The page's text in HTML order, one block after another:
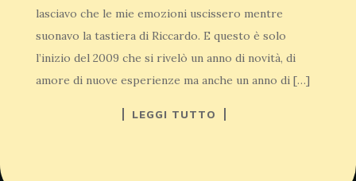
lasciavo che le mie emozioni uscissero mentre
suonavo la tastiera di Riccardo. E questo è solo
l’inizio del 2009 che si rivelò un anno di novità, di
amore di nuove esperienze ma anche un anno di […]
LEGGI TUTTO